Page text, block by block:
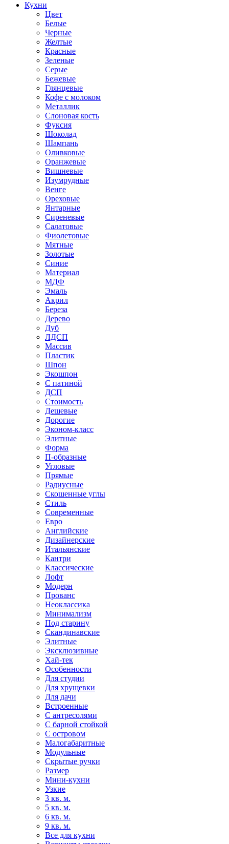
Кухни
Цвет
Белые
Черные
Желтые
Красные
Зеленые
Серые
Бежевые
Глянцевые
Кофе с молоком
Металлик
Слоновая кость
Фуксия
Шоколад
Шампань
Оливковые
Оранжевые
Вишневые
Изумрудные
Венге
Ореховые
Янтарные
Сиреневые
Салатовые
Фиолетовые
Мятные
Золотые
Синие
Материал
МДФ
Эмаль
Акрил
Береза
Дерево
Дуб
ЛДСП
Массив
Пластик
Шпон
Экошпон
С патиной
ДСП
Стоимость
Дешевые
Дорогие
Эконом-класс
Элитные
Форма
П-образные
Угловые
Прямые
Радиусные
Скошенные углы
Стиль
Современные
Евро
Английские
Дизайнерские
Итальянские
Кантри
Классические
Лофт
Модерн
Прованс
Неоклассика
Минимализм
Под старину
Скандинавские
Элитные
Эксклюзивные
Хай-тек
Особенности
Для студии
Для хрущевки
Для дачи
Встроенные
С антресолями
С барной стойкой
С островом
Малогабаритные
Модульные
Скрытые ручки
Размер
Мини-кухни
Узкие
3 кв. м.
5 кв. м.
6 кв. м.
9 кв. м.
Все для кухни